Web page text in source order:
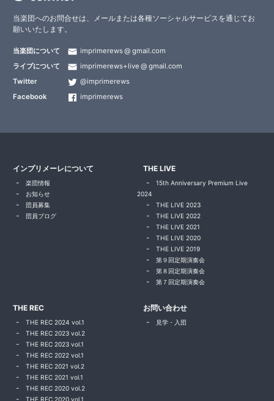
当楽団へのお問合せは、メールまたは各種ソーシャルサービスを通じてお
願いいたします。
当楽団について imprimerews
gmail.com
ライブについて
imprimerews+live
gmail.com
Twitter
@imprimerews
Facebook
imprimerews
インプリメーレについて
楽団情報
お知らせ
団員募集
団員ブログ
THE LIVE
15th Anniversary Premium Live
2024
THE LIVE 2023
THE LIVE 2022
THE LIVE 2021
THE LIVE 2020
THE LIVE 2019
第９回定期演奏会
第８回定期演奏会
第７回定期演奏会
THE REC
THE REC 2024 vol.1
THE REC 2023 vol.2
THE REC 2023 vol.1
THE REC 2022 vol.1
THE REC 2021 vol.2
THE REC 2021 vol.1
THE REC 2020 vol.2
THE REC 2020 vol.1
お問い合わせ
見学・入団